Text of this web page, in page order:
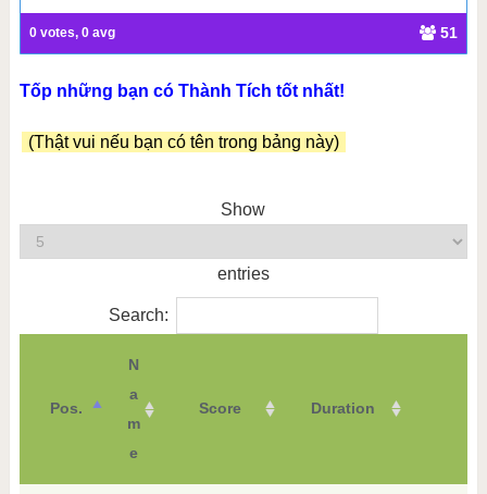
0 votes, 0 avg 51
Tốp những bạn có Thành Tích tốt nhất!
(Thật vui nếu bạn có tên trong bảng này)
Show
entries
Search:
Pos.
N
a
m
e
Score Duration